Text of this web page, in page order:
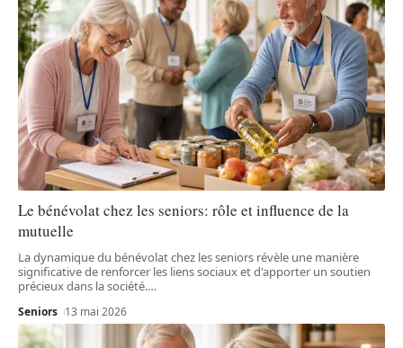
Le bénévolat chez les seniors: rôle et influence de la
mutuelle
La dynamique du bénévolat chez les seniors révèle une manière
significative de renforcer les liens sociaux et d'apporter un soutien
précieux dans la société.…
Seniors 13 mai 2026